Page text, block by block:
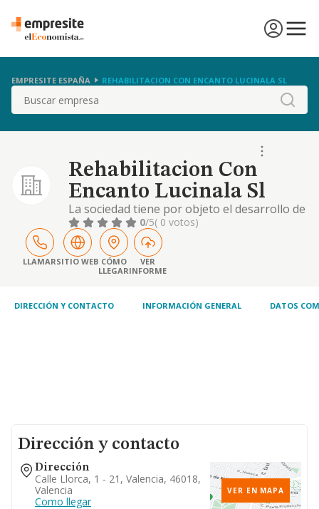
EMPRESITE ESPAÑA REHABILITACION CON ENCANTO LUCINALA SL
Buscar
Rehabilitacion Con
Encanto Lucinala Sl
La sociedad tiene por objeto el desarrollo de
las actividades correspondientes a los
siguientes códigos y descripciones de la
clasificación nacional de actividades
económicas: actividad principal: 43.33 /
revestimiento de suelos y paredes. otras
inmobilia
0/5( 0 votos)
LLAMARSITIO WEB CÓMO
LLEGAR
VER
INFORME
DIRECCIÓN Y CONTACTO INFORMACIÓN GENERAL DATOS
Dirección y contacto
Dirección
Calle Llorca, 1 - 21, Valencia, 46018,
Valencia
Como llegar
VER EN MAPA